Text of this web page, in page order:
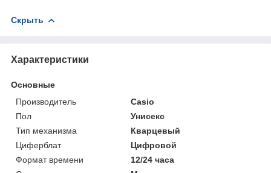
Скрыть
Характеристики
Основные
Производитель
Casio
Пол
Унисекс
Тип механизма
Кварцевый
Циферблат
Цифровой
Формат времени
12/24 часа